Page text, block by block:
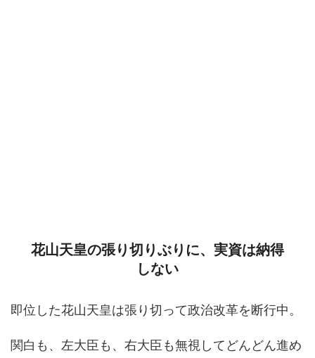
花山天皇の張り切りぶりに、実資は納得
しない
即位した花山天皇は張り切って政治改革を断行中。
関白も、左大臣も、右大臣も無視してどんどん進め